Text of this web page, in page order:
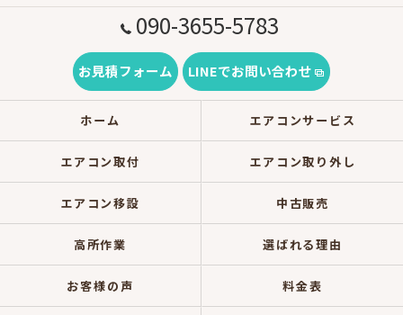
090-3655-5783
お見積フォーム LINEでお問い合わせ
ホーム エアコンサービス
エアコン取付 エアコン取り外し
エアコン移設 中古販売
高所作業 選ばれる理由
お客様の声 料金表